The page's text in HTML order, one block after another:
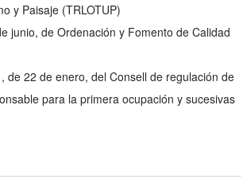
y Paisaje (TRLOTUP)
junio, de Ordenación y Fomento de Calidad
de 22 de enero, del Consell de regulación de
para la primera ocupación y sucesivas